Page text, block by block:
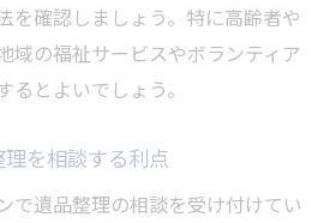
を確認しましょう。特に高齢者や
域の福祉サービスやボランティア
とよいでしょう。
を相談する利点
で遺品整理の相談を受け付けてい